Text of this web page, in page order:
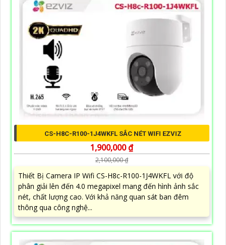
CS-H8C-R100-1J4WKFL SẮC NÉT WIFI EZVIZ
1,900,000 ₫
2,100,000 ₫
Thiết Bị Camera IP Wifi CS-H8c-R100-1J4WKFL với độ
phân giải lên đến 4.0 megapixel mang đến hình ảnh sắc
nét, chất lượng cao. Với khả năng quan sát ban đêm
thông qua công nghệ...